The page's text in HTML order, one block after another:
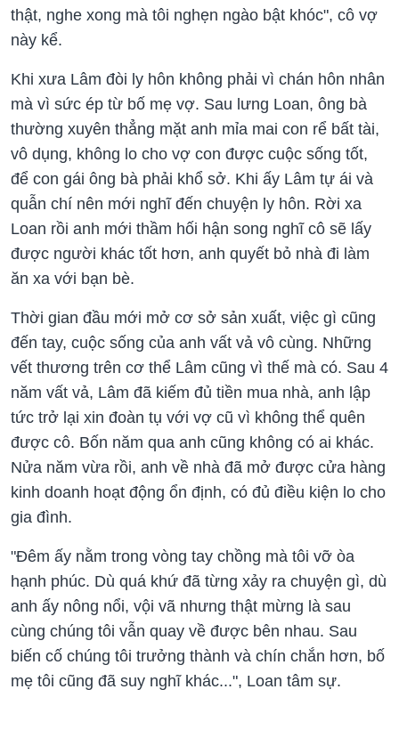
thật, nghe xong mà tôi nghẹn ngào bật khóc", cô vợ
này kể.
Khi xưa Lâm đòi ly hôn không phải vì chán hôn nhân
mà vì sức ép từ bố mẹ vợ. Sau lưng Loan, ông bà
thường xuyên thẳng mặt anh mỉa mai con rể bất tài,
vô dụng, không lo cho vợ con được cuộc sống tốt,
để con gái ông bà phải khổ sở. Khi ấy Lâm tự ái và
quẫn chí nên mới nghĩ đến chuyện ly hôn. Rời xa
Loan rồi anh mới thầm hối hận song nghĩ cô sẽ lấy
được người khác tốt hơn, anh quyết bỏ nhà đi làm
ăn xa với bạn bè.
Thời gian đầu mới mở cơ sở sản xuất, việc gì cũng
đến tay, cuộc sống của anh vất vả vô cùng. Những
vết thương trên cơ thể Lâm cũng vì thế mà có. Sau 4
năm vất vả, Lâm đã kiếm đủ tiền mua nhà, anh lập
tức trở lại xin đoàn tụ với vợ cũ vì không thể quên
được cô. Bốn năm qua anh cũng không có ai khác.
Nửa năm vừa rồi, anh về nhà đã mở được cửa hàng
kinh doanh hoạt động ổn định, có đủ điều kiện lo cho
gia đình.
"Đêm ấy nằm trong vòng tay chồng mà tôi vỡ òa
hạnh phúc. Dù quá khứ đã từng xảy ra chuyện gì, dù
anh ấy nông nổi, vội vã nhưng thật mừng là sau
cùng chúng tôi vẫn quay về được bên nhau. Sau
biến cố chúng tôi trưởng thành và chín chắn hơn, bố
mẹ tôi cũng đã suy nghĩ khác...", Loan tâm sự.